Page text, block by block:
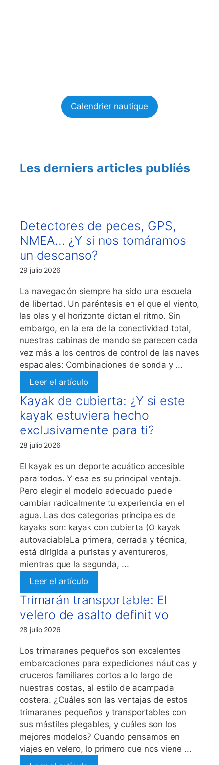
Calendrier nautique
Les derniers articles publiés
Detectores de peces, GPS,
NMEA… ¿Y si nos tomáramos
un descanso?
29 julio 2026
La navegación siempre ha sido una escuela
de libertad. Un paréntesis en el que el viento,
las olas y el horizonte dictan el ritmo. Sin
embargo, en la era de la conectividad total,
nuestras cabinas de mando se parecen cada
vez más a los centros de control de las naves
espaciales: Combinaciones de sonda y ...
Leer el artículo
Kayak de cubierta: ¿Y si este
kayak estuviera hecho
exclusivamente para ti?
28 julio 2026
El kayak es un deporte acuático accesible
para todos. Y esa es su principal ventaja.
Pero elegir el modelo adecuado puede
cambiar radicalmente tu experiencia en el
agua. Las dos categorías principales de
kayaks son: kayak con cubierta (O kayak
autovaciableLa primera, cerrada y técnica,
está dirigida a puristas y aventureros,
mientras que la segunda, ...
Leer el artículo
Trimarán transportable: El
velero de asalto definitivo
28 julio 2026
Los trimaranes pequeños son excelentes
embarcaciones para expediciones náuticas y
cruceros familiares cortos a lo largo de
nuestras costas, al estilo de acampada
costera. ¿Cuáles son las ventajas de estos
trimaranes pequeños y transportables con
sus mástiles plegables, y cuáles son los
mejores modelos? Cuando pensamos en
viajes en velero, lo primero que nos viene ...